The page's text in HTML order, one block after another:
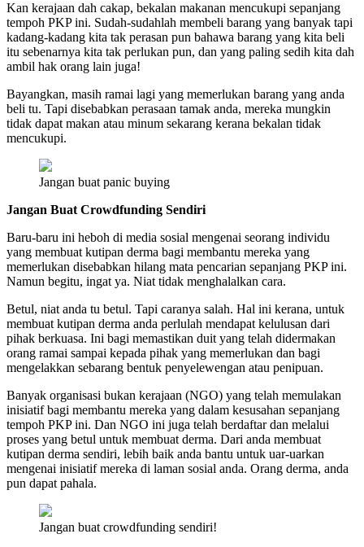
Kan kerajaan dah cakap, bekalan makanan mencukupi sepanjang
tempoh PKP ini. Sudah-sudahlah membeli barang yang banyak tapi
kadang-kadang kita tak perasan pun bahawa barang yang kita beli
itu sebenarnya kita tak perlukan pun, dan yang paling sedih kita dah
ambil hak orang lain juga!
Bayangkan, masih ramai lagi yang memerlukan barang yang anda
beli tu. Tapi disebabkan perasaan tamak anda, mereka mungkin
tidak dapat makan atau minum sekarang kerana bekalan tidak
mencukupi.
Jangan buat panic buying
Jangan Buat Crowdfunding Sendiri
Baru-baru ini heboh di media sosial mengenai seorang individu
yang membuat kutipan derma bagi membantu mereka yang
memerlukan disebabkan hilang mata pencarian sepanjang PKP ini.
Namun begitu, ingat ya. Niat tidak menghalalkan cara.
Betul, niat anda tu betul. Tapi caranya salah. Hal ini kerana, untuk
membuat kutipan derma anda perlulah mendapat kelulusan dari
pihak berkuasa. Ini bagi memastikan duit yang telah didermakan
orang ramai sampai kepada pihak yang memerlukan dan bagi
mengelakkan sebarang bentuk penyelewengan atau penipuan.
Banyak organisasi bukan kerajaan (NGO) yang telah memulakan
inisiatif bagi membantu mereka yang dalam kesusahan sepanjang
tempoh PKP ini. Dan NGO ini juga telah berdaftar dan melalui
proses yang betul untuk membuat derma. Dari anda membuat
kutipan derma sendiri, lebih baik anda bantu untuk uar-uarkan
mengenai inisiatif mereka di laman sosial anda. Orang derma, anda
pun dapat pahala.
Jangan buat crowdfunding sendiri!